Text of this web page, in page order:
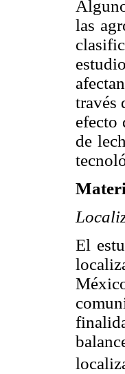
las
través
efecto
de
El